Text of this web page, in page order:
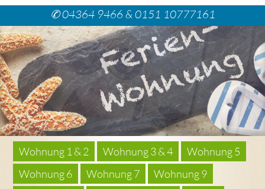
✆04364 9466 & 0151 10777161
Wohnung 1 & 2 Wohnung 3 & 4
Wohnung 5
Wohnung 6
Wohnung 7
Wohnung 9